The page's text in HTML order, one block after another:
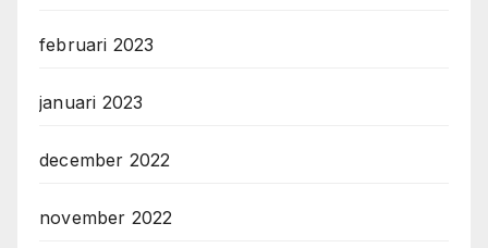
februari 2023
januari 2023
december 2022
november 2022